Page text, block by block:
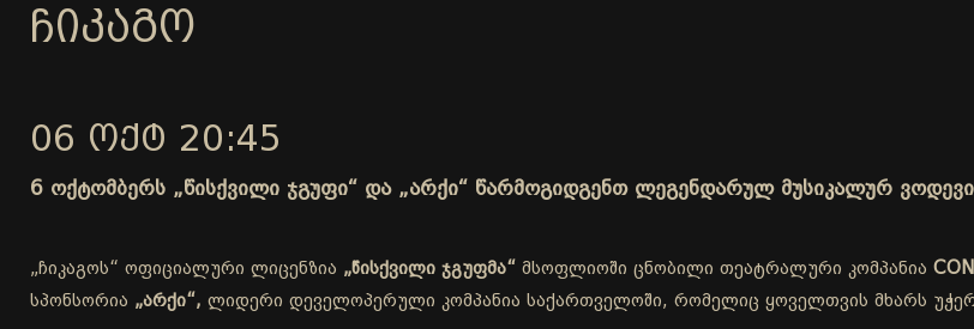
ᲩᲘᲙᲐᲒᲝ
06 ᲝᲥᲢ 20:45
6 ოქტომბერს „წისქვილი ჯგუფი“ და „არქი“ წარმოგიდგენთ ლეგენდარულ მუსიკალურ
„ჩიკაგოს“ ოფიციალური ლიცენზია „წისქვილი ჯგუფმა“ მსოფლიოში ცნობილი თეატრალური კომპანია
სპონსორია „არქი“, ლიდერი დეველოპერული კომპანია საქართველოში, რომელიც ყოველთვის მხარს